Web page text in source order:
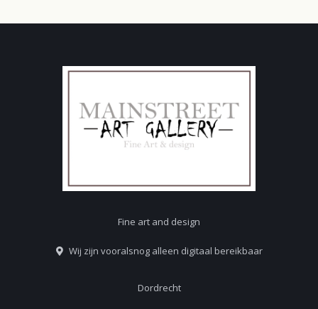
Fine art and design
Wij zijn vooralsnog alleen digitaal bereikbaar
Dordrecht